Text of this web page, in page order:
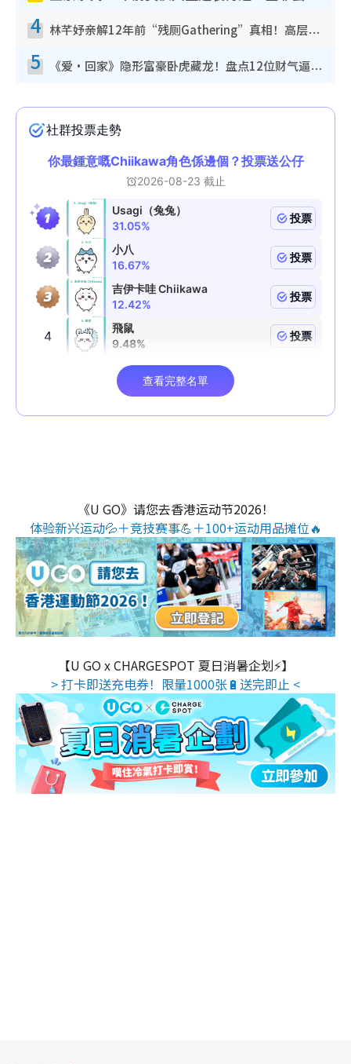
4 林芊妤亲解12年前“残厕Gathering”真相！高层解约一句话重创尊严，至今拒返TVB
5 《爱·回家》隐形富豪卧虎藏龙！盘点12位财气逼人的有钱艺人：这位美女3亿身家不愁做
《U GO》请您去香港运动节2026！
体验新兴运动💦＋竞技赛事💪＋100+运动用品摊位🔥
【U GO x CHARGESPOT 夏日消暑企划⚡】
> 打卡即送充电券！限量1000张🔋送完即止 <